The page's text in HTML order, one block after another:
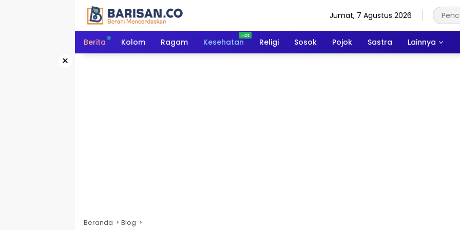
Jumat, 7 Agustus 2026
Berita Kolom Ragam Kesehatan Religi Sosok Pojok Sastra Lainnya
×
Beranda Blog